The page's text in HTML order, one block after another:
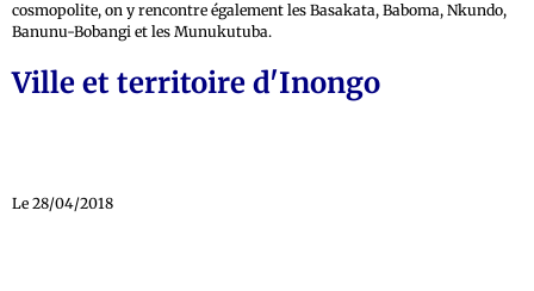
cosmopolite, on y rencontre également les Basakata, Baboma, Nkundo,
Banunu-Bobangi et les Munukutuba.
Ville et territoire d'Inongo
Le 28/04/2018